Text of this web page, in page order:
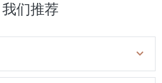
我们推荐